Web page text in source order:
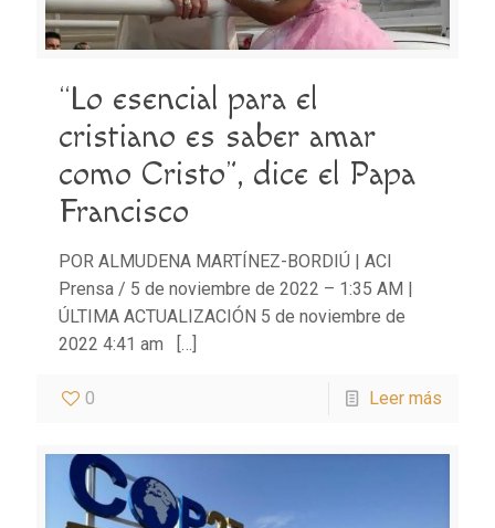
“Lo esencial para el
cristiano es saber amar
como Cristo”, dice el Papa
Francisco
POR ALMUDENA MARTÍNEZ-BORDIÚ | ACI
Prensa / 5 de noviembre de 2022 – 1:35 AM |
ÚLTIMA ACTUALIZACIÓN 5 de noviembre de
2022 4:41 am
[…]
0 Leer más